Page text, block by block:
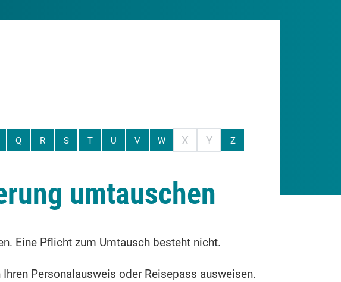
Q R S T U V W X Y Z
umtauschen
Eine Pflicht zum Umtausch besteht nicht.
Personalausweis oder Reisepass ausweisen.